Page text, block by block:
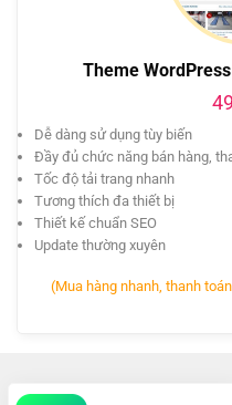
Theme
Dễ dàng sử dụng tùy biến
Đầy đủ chức năng bán hàng,
Tốc độ tải trang nhanh
Tương thích đa thiết bị
Thiết kế chuẩn SEO
Update thường xuyên
(Mua hàng nhanh, thanh